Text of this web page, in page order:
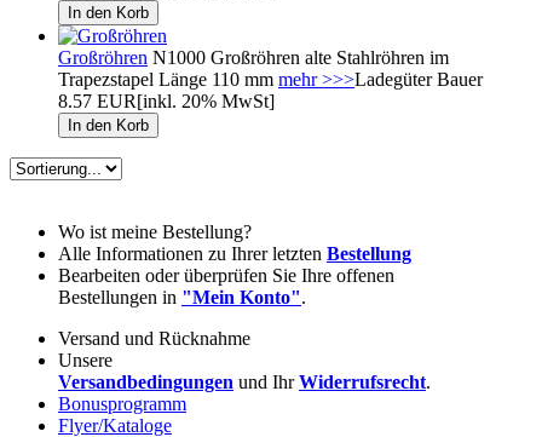
Großröhren N1000 Großröhren alte Stahlröhren im
Trapezstapel Länge 110 mm mehr >>>Ladegüter Bauer
8.57 EUR[inkl. 20% MwSt]
Wo ist meine Bestellung?
Alle Informationen zu Ihrer letzten Bestellung
Bearbeiten oder überprüfen Sie Ihre offenen
Bestellungen in "Mein Konto".
Versand und Rücknahme
Unsere
Versandbedingungen und IhrWiderrufsrecht.
Bonusprogramm
Flyer/Kataloge